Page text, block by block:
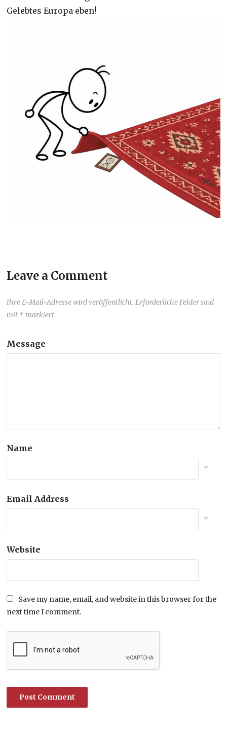
Gelebtes Europa eben!
Leave a Comment
Ihre E-Mail-Adresse wird veröffentlicht. Erforderliche Felder sind
mit * markiert.
Message
Name
*
Email Address
*
Website
Save my name, email, and website in this browser for the
next time I comment.